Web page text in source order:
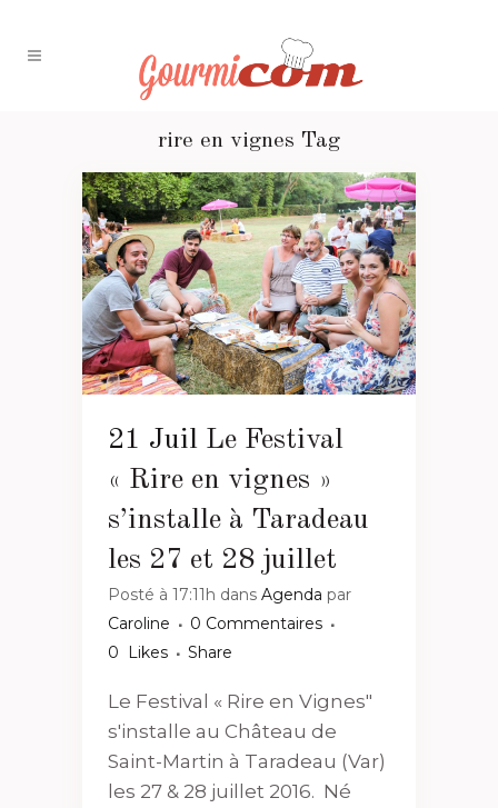
rire en vignes Tag
21 Juil Le Festival
« Rire en vignes »
s’installe à Taradeau
les 27 et 28 juillet
Posté à 17:11h dans Agenda par
Caroline
0 Commentaires
0
Likes Share
Le Festival « Rire en Vignes"
s'installe au Château de
Saint-Martin à Taradeau (Var)
les 27 & 28 juillet 2016. Né